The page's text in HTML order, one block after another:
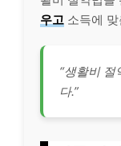
우고 소득에
“생활비
다.”